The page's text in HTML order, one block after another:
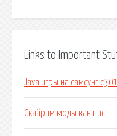
Links to Important
Java игры на самсунг
Скайрим моды ван пис